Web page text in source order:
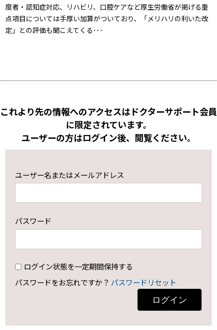
度者・認知症対応、リハビリ、口腔ケアなど厚生労働省が掲げる重
点項目については手厚い加算がついており、「メリハリの利いた改
定」との評価も聞こえてくる･･･
これより先の情報へのアクセスはドクターサポート会員
に限定されています。
ユーザーの方はログイン後、閲覧ください。
ユーザー名またはメールアドレス
パスワード
ログイン状態を一定期間保持する
パスワードをお忘れですか？ パスワードリセット
ログイン